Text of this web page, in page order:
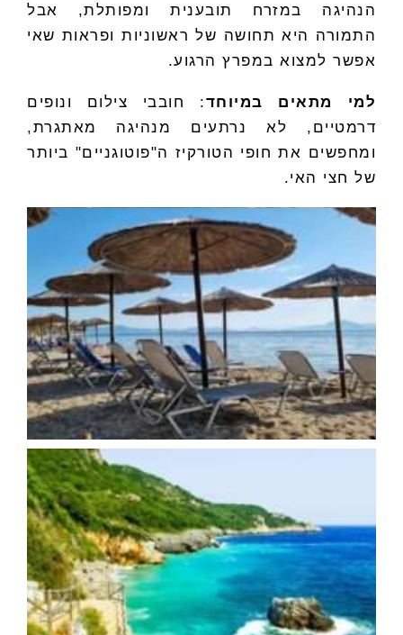
הנהיגה במזרח תובענית ומפותלת, אבל
התמורה היא תחושה של ראשוניות ופראות שאי
אפשר למצוא במפרץ הרגוע.
למי מתאים במיוחד: חובבי צילום ונופים
דרמטיים, לא נרתעים מנהיגה מאתגרת,
ומחפשים את חופי הטורקיז ה"פוטוגניים" ביותר
של חצי האי.